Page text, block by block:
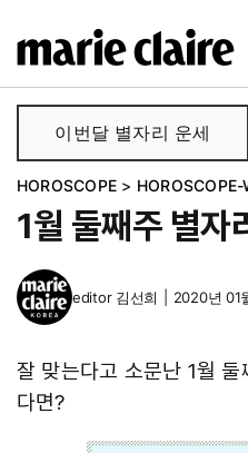
텐
로
너
이번달 별자리 운세
HOROSCOPE > HOROSCOPE-
1월 둘째주 별자
editor 김선희 2020년 01
잘 맞는다고 소문난 1월
다면?